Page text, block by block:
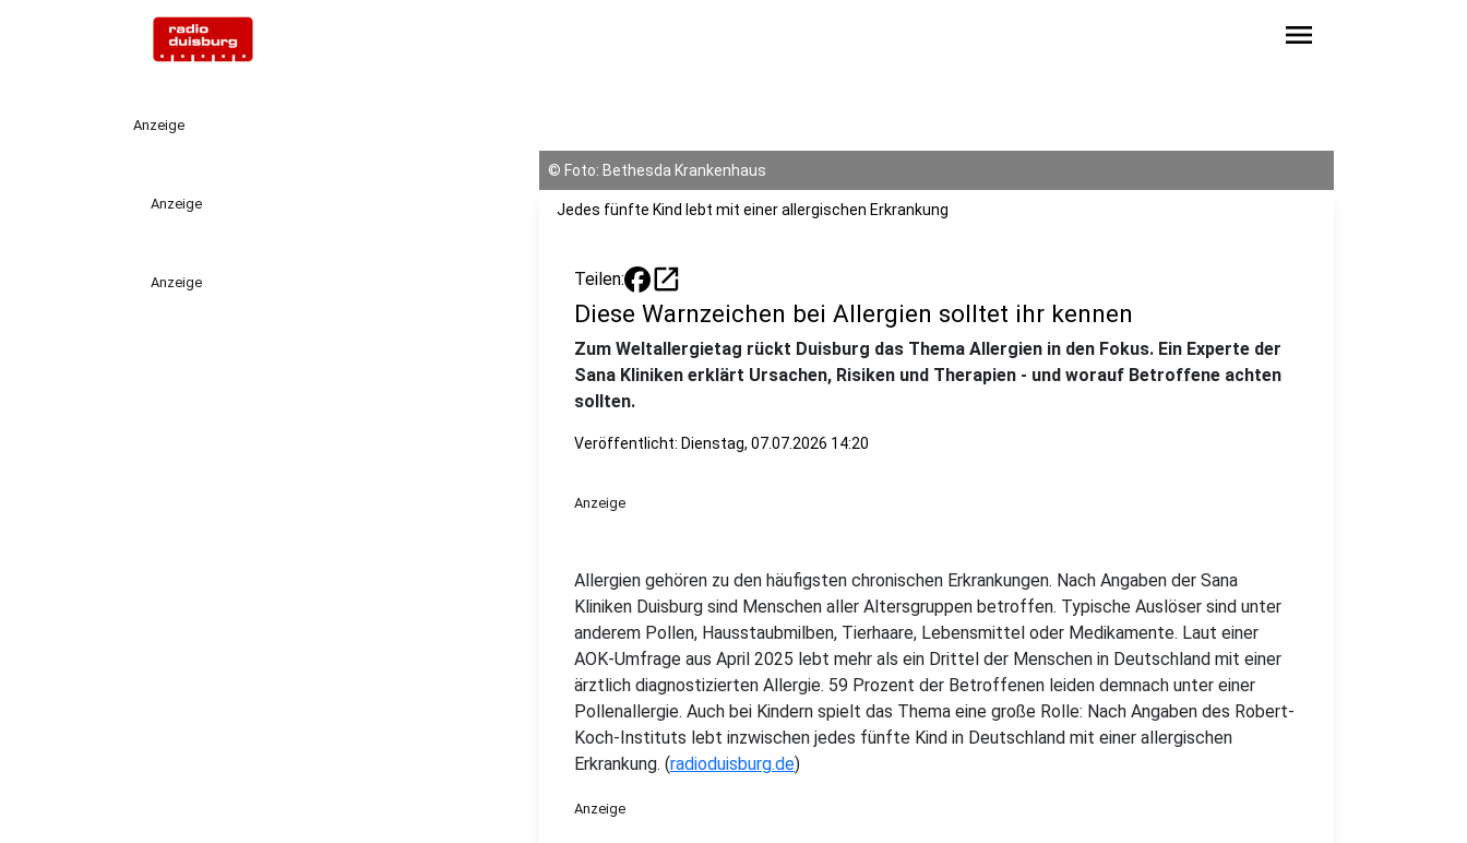
menu
Anzeige
Anzeige
Anzeige
© Foto: Bethesda Krankenhaus
Jedes fünfte Kind lebt mit einer allergischen Erkrankung
Teilen: open_in_new
Diese Warnzeichen bei Allergien solltet ihr kennen
Zum Weltallergietag rückt Duisburg das Thema Allergien in den Fokus. Ein Experte der
Sana Kliniken erklärt Ursachen, Risiken und Therapien - und worauf Betroffene achten
sollten.
Veröffentlicht: Dienstag, 07.07.2026 14:20
Anzeige
Allergien gehören zu den häufigsten chronischen Erkrankungen. Nach Angaben der Sana
Kliniken Duisburg sind Menschen aller Altersgruppen betroffen. Typische Auslöser sind unter
anderem Pollen, Hausstaubmilben, Tierhaare, Lebensmittel oder Medikamente. Laut einer
AOK-Umfrage aus April 2025 lebt mehr als ein Drittel der Menschen in Deutschland mit einer
ärztlich diagnostizierten Allergie. 59 Prozent der Betroffenen leiden demnach unter einer
Pollenallergie. Auch bei Kindern spielt das Thema eine große Rolle: Nach Angaben des Robert-
Koch-Instituts lebt inzwischen jedes fünfte Kind in Deutschland mit einer allergischen
Erkrankung. (radioduisburg.de)
Anzeige